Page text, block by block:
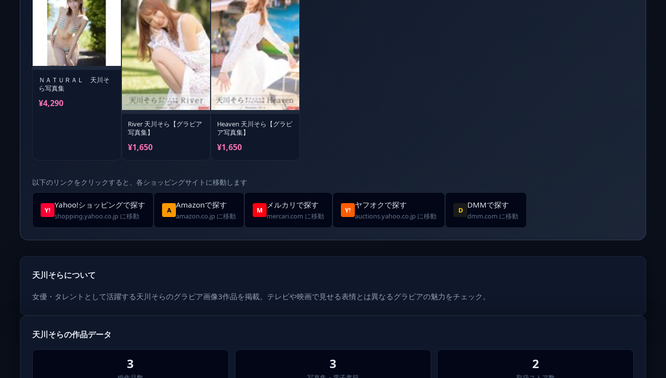
ＮＡＴＵＲＡＬ 天川そ
ら写真集
¥4,290
River 天川そら【グラビア
写真集】
¥1,650
Heaven 天川そら【グラビ
ア写真集】
¥1,650
以下のリンクをクリックすると、各ショッピングサイトに移動します
Y!
Yahoo!ショッピングで探す
shopping.yahoo.co.jp に移動
A
Amazonで探す
amazon.co.jp に移動
M
メルカリで探す
mercari.com に移動
Y!
ヤフオクで探す
auctions.yahoo.co.jp に移動
D
DMMで探す
dmm.com に移動
天川そらについて
女優・タレントとして活躍する天川そらのグラビア画像3作品を掲載。テレビや映画で見せる表情とは異なるグラビアの魅力をチェック。
天川そらの作品データ
3 3 2